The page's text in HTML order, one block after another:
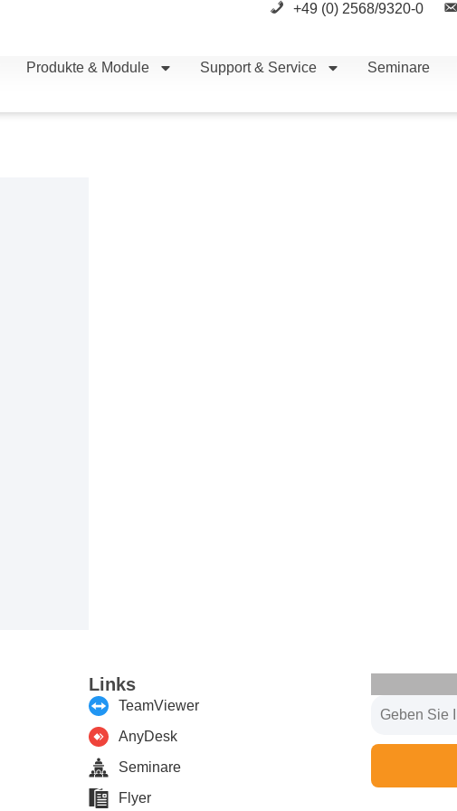
+49 (0) 2568/9320-0
Produkte & Module Support & Service Seminare
Links
TeamViewer
AnyDesk
Seminare
Flyer